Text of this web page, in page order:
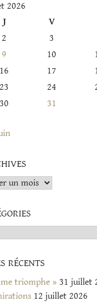
2026
J
V
2
3
9 10
16 17
23 24
30 31
récents
triomphe » 31 juillet
12 juillet 2026